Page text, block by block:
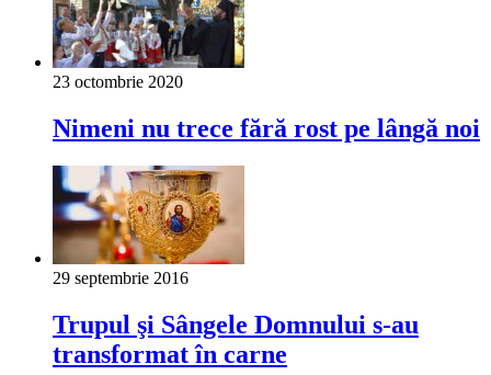
23 octombrie 2020
Nimeni nu trece fără rost pe lângă noi
29 septembrie 2016
Trupul şi Sângele Domnului s-au
transformat în carne